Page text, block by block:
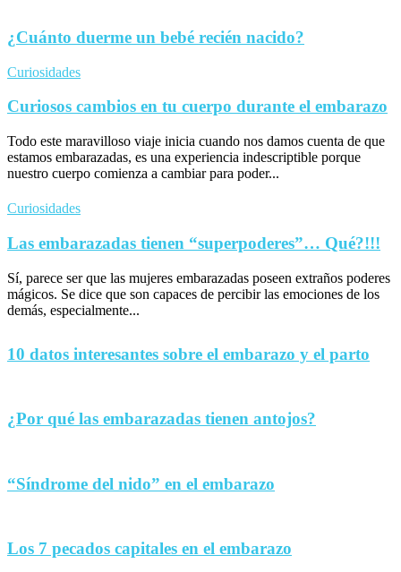
¿Cuánto duerme un bebé recién nacido?
Curiosidades
Curiosos cambios en tu cuerpo durante el embarazo
Todo este maravilloso viaje inicia cuando nos damos cuenta de que
estamos embarazadas, es una experiencia indescriptible porque
nuestro cuerpo comienza a cambiar para poder...
Curiosidades
Las embarazadas tienen “superpoderes”… Qué?!!!
Sí, parece ser que las mujeres embarazadas poseen extraños poderes
mágicos. Se dice que son capaces de percibir las emociones de los
demás, especialmente...
10 datos interesantes sobre el embarazo y el parto
¿Por qué las embarazadas tienen antojos?
“Síndrome del nido” en el embarazo
Los 7 pecados capitales en el embarazo